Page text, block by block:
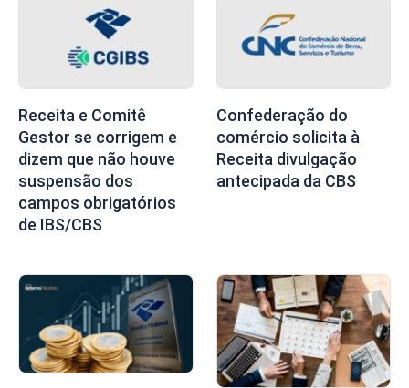
Receita e Comitê
Gestor se corrigem e
dizem que não houve
suspensão dos
campos obrigatórios
de IBS/CBS
Confederação do
comércio solicita à
Receita divulgação
antecipada da CBS